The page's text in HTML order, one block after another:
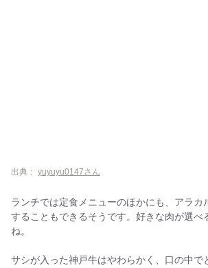
出典： yuyuyu0147さん
ランチでは定食メニューのほかにも、アラカ
することもできるそうです。好きな肉が選べ
ね。
サシが入った神戸牛はやわらかく、口の中で